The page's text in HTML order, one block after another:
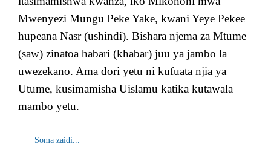
Mwenyezi Mungu Peke Yake, kwani Yeye Pekee
hupeana Nasr (ushindi). Bishara njema za Mtume
(saw) zinatoa habari (khabar) juu ya jambo la
uwezekano. Ama dori yetu ni kufuata njia ya
Utume, kusimamisha Uislamu katika kutawala
mambo yetu.
Soma zaidi...